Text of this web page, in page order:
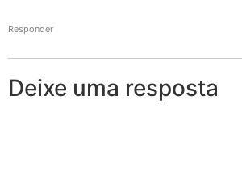
Responder
Deixe uma resposta